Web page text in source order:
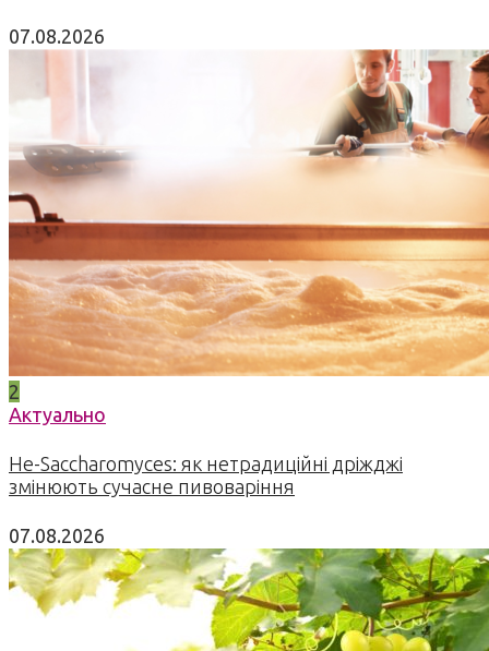
07.08.2026
2
Актуально
Не-Saccharomyces: як нетрадиційні дріжджі
змінюють сучасне пивоваріння
07.08.2026